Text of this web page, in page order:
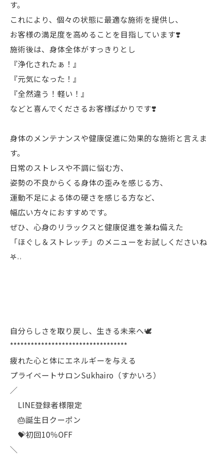
す。
これにより、個々の状態に最適な施術を提供し、
お客様の満足度を高めることを目指しています❣️
施術後は、身体全体がすっきりとし
『浄化されたぁ！』
『元気になった！』
『全然違う！軽い！』
などと喜んでくださるお客様ばかりです❣️
身体のメンテナンスや健康促進に効果的な施術と言えま
す。
日常のストレスや不調に悩む方、
姿勢の不良からくる身体の歪みを感じる方、
運動不足による体の硬さを感じる方など、
幅広い方々におすすめです。
ぜひ、心身のリラックスと健康促進を兼ね備えた
「ほぐし＆ストレッチ」のメニューをお試しくださいね
𖤐˒˒
自分らしさを取り戻し、生きる未来へ🕊️
**********************************
疲れた心と体にエネルギーを与える
プライベートサロンSukhairo（すかいろ）
／
LINE登録者様限定
🎂誕生日クーポン
💝初回10％OFF
＼